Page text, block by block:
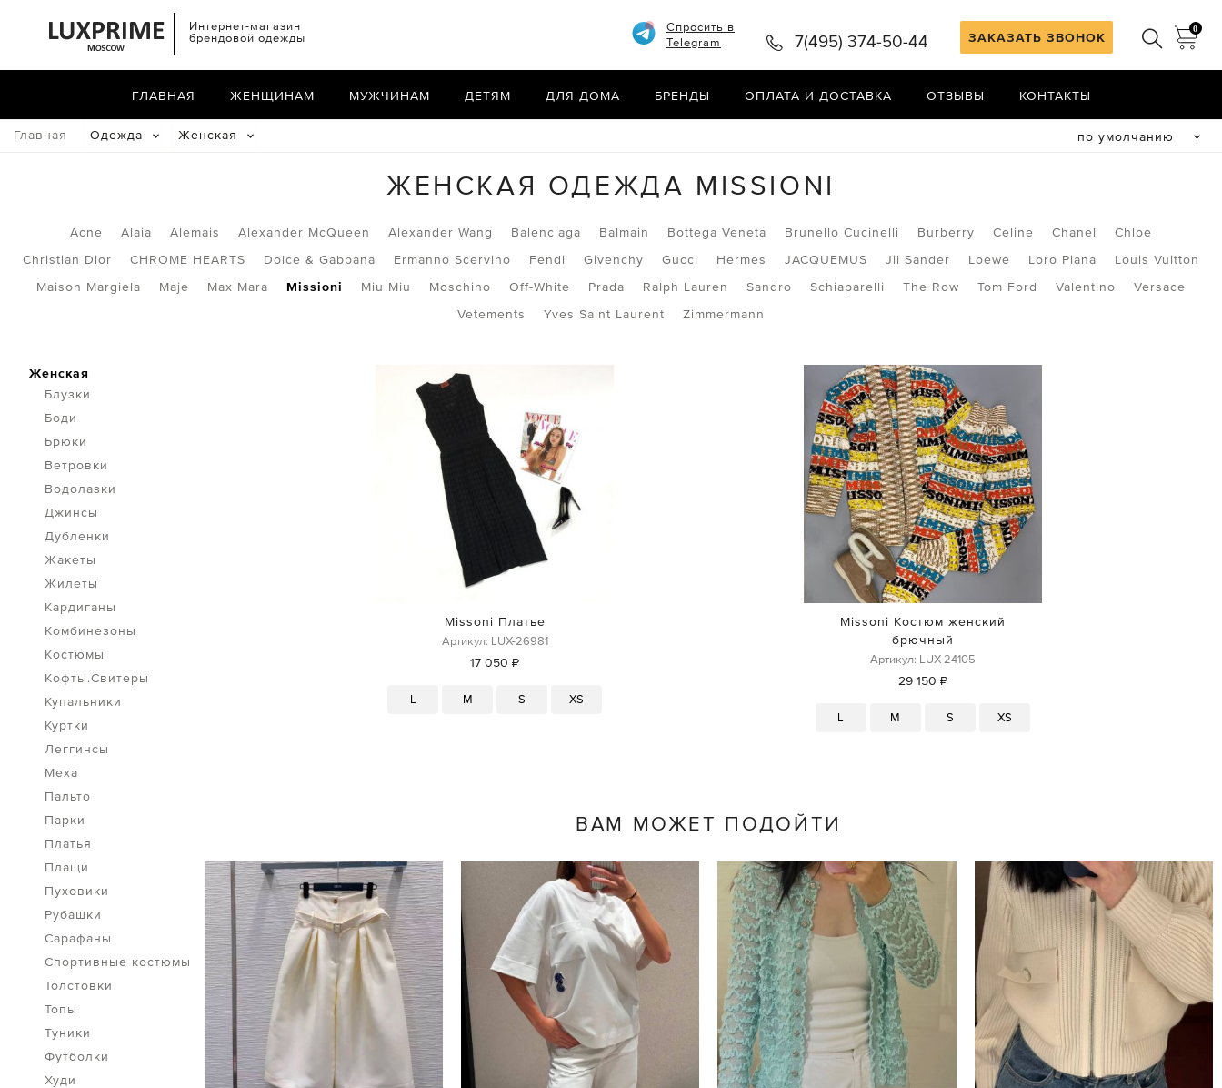
Интернет-магазин
брендовой одежды
ЗАКАЗАТЬ ЗВОНОК
0
Спросить в
Telegram
7(495) 374-50-44
ГЛАВНАЯ ЖЕНЩИНАМ МУЖЧИНАМ ДЕТЯМ ДЛЯ ДОМА БРЕНДЫ ОПЛАТА И ДОСТАВКА ОТЗЫВЫ КОНТАКТЫ
Главная Одежда Женская по умолчанию
ЖЕНСКАЯ ОДЕЖДА MISSIONI
Acne Alaia Alemais Alexander McQueen Alexander Wang Balenciaga Balmain Bottega Veneta Brunello Cucinelli Burberry Celine Chanel
Chloe
Christian Dior
CHROME HEARTS Dolce & Gabbana Ermanno Scervino Fendi Givenchy Gucci Hermes JACQUEMUS Jil Sander Loewe Loro Piana
Louis Vuitton
Maison Margiela
Maje Max Mara Missioni Miu Miu Moschino Off-White Prada Ralph Lauren Sandro Schiaparelli The Row Tom Ford Valentino
Versace
Vetements
Yves Saint Laurent Zimmermann
Женская
Блузки
Боди
Брюки
Ветровки
Водолазки
Джинсы
Дубленки
Жакеты
Жилеты
Кардиганы
Комбинезоны
Костюмы
Кофты.Свитеры
Купальники
Куртки
Леггинсы
Меха
Пальто
Парки
Платья
Плащи
Пуховики
Рубашки
Сарафаны
Спортивные костюмы
Толстовки
Топы
Туники
Футболки
Худи
Missoni Платье
Артикул: LUX-26981
17 050 ₽
L M S XS
Missoni Костюм женский
брючный
Артикул: LUX-24105
29 150 ₽
L M S XS
ВАМ МОЖЕТ ПОДОЙТИ